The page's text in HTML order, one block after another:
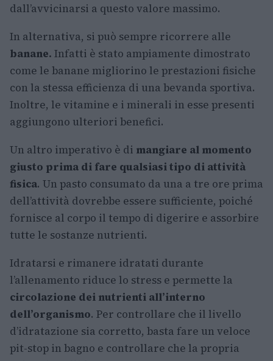
dall’avvicinarsi a questo valore massimo.
In alternativa, si può sempre ricorrere alle
banane. Infatti è stato ampiamente dimostrato
come le banane migliorino le prestazioni fisiche
con la stessa efficienza di una bevanda sportiva.
Inoltre, le vitamine e i minerali in esse presenti
aggiungono ulteriori benefici.
Un altro imperativo è di mangiare al momento
giusto prima di fare qualsiasi tipo di attività
fisica. Un pasto consumato da una a tre ore prima
dell’attività dovrebbe essere sufficiente, poiché
fornisce al corpo il tempo di digerire e assorbire
tutte le sostanze nutrienti.
Idratarsi e rimanere idratati durante
l’allenamento riduce lo stress e permette la
circolazione dei nutrienti all’interno
dell’organismo. Per controllare che il livello
d’idratazione sia corretto, basta fare un veloce
pit-stop in bagno e controllare che la propria